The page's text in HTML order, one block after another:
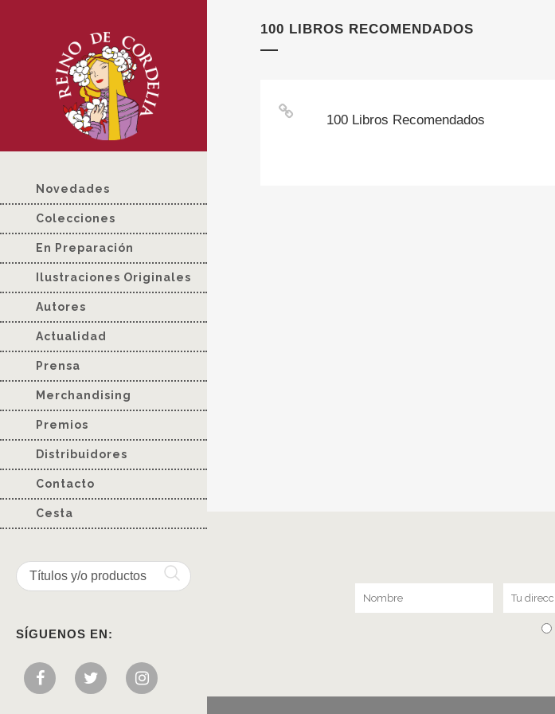
Novedades
Colecciones
En Preparación
Ilustraciones Originales
Autores
Actualidad
Prensa
Merchandising
Premios
Distribuidores
Contacto
Cesta
SÍGUENOS EN:
100 LIBROS RECOMENDADOS
100 Libros Recomendados